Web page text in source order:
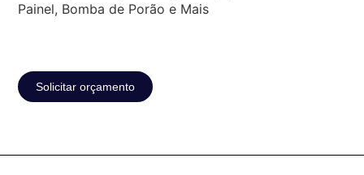
Painel, Bomba de Porão e Mais
Solicitar orçamento